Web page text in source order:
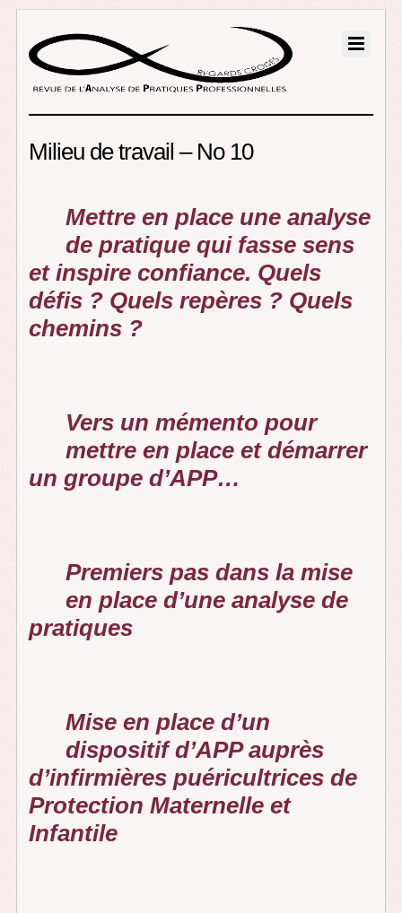
Milieu de travail – No 10
Mettre en place une analyse
de pratique qui fasse sens
et inspire confiance. Quels
défis ? Quels repères ? Quels
chemins ?
Vers un mémento pour
mettre en place et démarrer
un groupe d’APP…
Premiers pas dans la mise
en place d’une analyse de
pratiques
Mise en place d’un
dispositif d’APP auprès
d’infirmières puéricultrices de
Protection Maternelle et
Infantile